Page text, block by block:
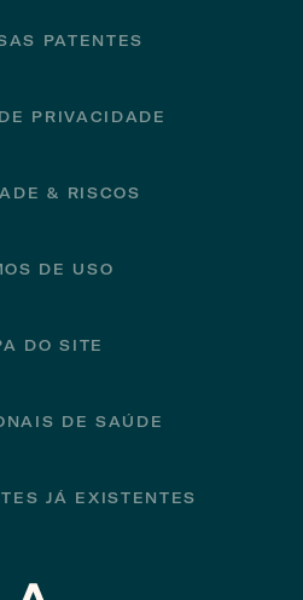
PATENTES
PRIVACIDADE
& RISCOS
DE USO
DO SITE
DE SAÚDE
JÁ EXISTENTES